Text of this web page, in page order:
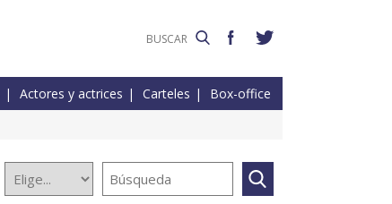
Actores y actrices Carteles Box-office